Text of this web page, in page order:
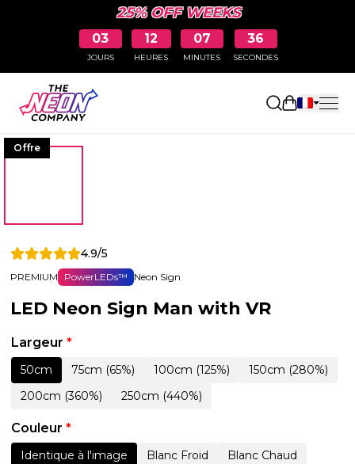
25% OFF WEEKS
03
JOURS
12
HEURES
07
MINUTES
35
SECONDES
Ouvrir le
Offre
4.9/5
PREMIUM PowerLEDs™ Neon Sign
LED Neon Sign Man with VR
Largeur *
50cm 75cm (65%) 100cm (125%)
150cm (280%)
200cm (360%)
250cm (440%)
Couleur *
Identique à l'image Blanc Froid
Blanc Chaud